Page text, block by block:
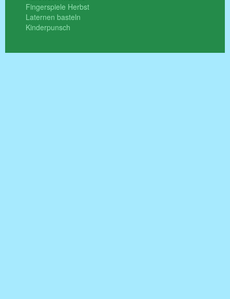
Fingerspiele Herbst
Laternen basteln
Kinderpunsch